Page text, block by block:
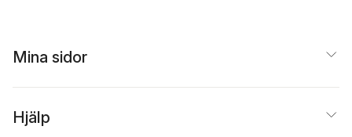
Mina sidor
Hjälp